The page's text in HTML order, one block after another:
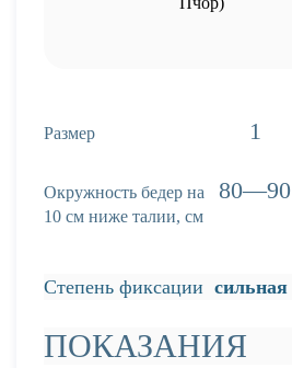
Размер 1
Окружность бедер на
10 см ниже талии, см
80—90
Степень фиксации сильная
ПОКАЗАНИЯ